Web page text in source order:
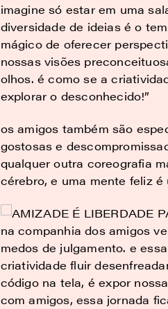
imagine só estar em uma
diversidade de ideias é o
mágico de oferecer
nossas visões
olhos. é como se a
explorar o desconhecido!”
os amigos também são
gostosas e
qualquer outra coreografia
cérebro, e uma mente feliz
na companhia dos amigos
medos de julgamento. e
criatividade fluir
código na tela, é expor
com amigos, essa jornada